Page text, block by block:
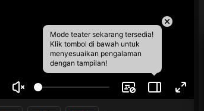
Mode teater sekarang tersedia!
Klik tombol di bawah untuk
menyesuaikan pengalaman
dengan tampilan!